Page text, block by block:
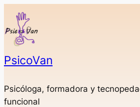
Saltar
contenido
PsicoVan
Psicóloga, formadora y
funcional